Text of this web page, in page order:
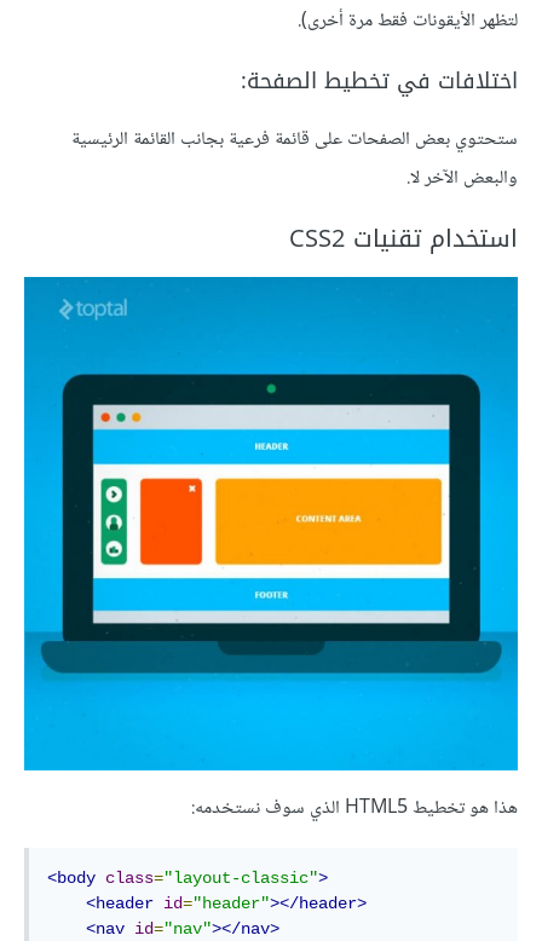
لتظهر الأيقونات فقط مرة أخرى).
اختلافات في تخطيط الصفحة:
ستحتوي بعض الصفحات على قائمة فرعية بجانب القائمة الرئيسية
والبعض الآخر لا.
استخدام تقنيات CSS2
هذا هو تخطيط HTML5 الذي سوف نستخدمه:
<body class="layout-classic">
<header id="header"></header>
<nav id="nav"></nav>